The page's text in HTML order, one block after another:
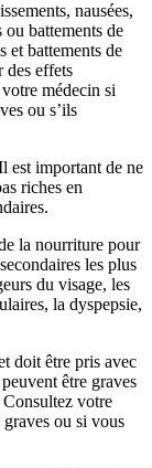
nausées,
ou battements de
et battements de
des effets
médecin si
ou s’ils
est important de ne
riches en
la nourriture pour
les plus
du visage, les
la dyspepsie,
doit être pris avec
être graves
Consultez votre
graves ou si vous